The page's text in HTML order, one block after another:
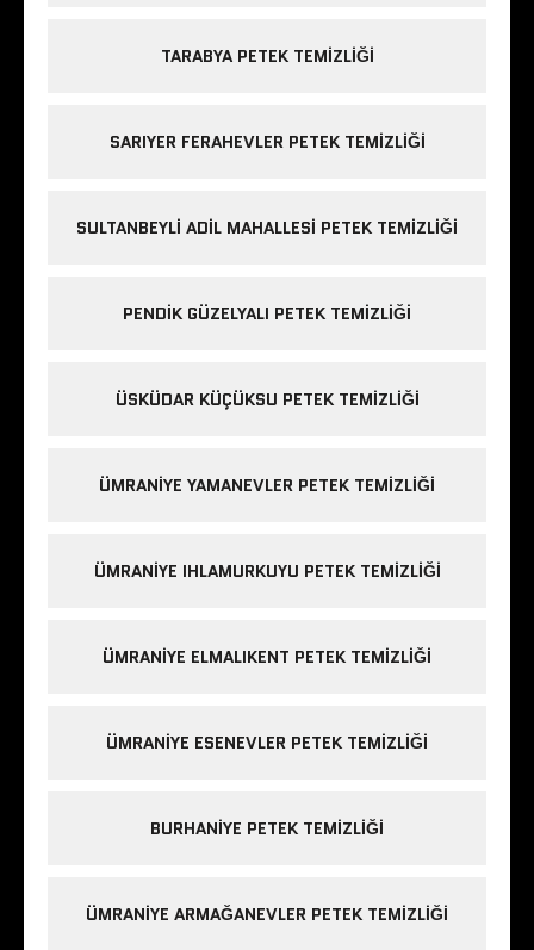
TARABYA PETEK TEMIZLIĞI
SARIYER FERAHEVLER PETEK TEMIZLIĞI
SULTANBEYLI ADIL MAHALLESI PETEK TEMIZLIĞI
PENDIK GÜZELYALI PETEK TEMIZLIĞI
ÜSKÜDAR KÜÇÜKSU PETEK TEMIZLIĞI
ÜMRANIYE YAMANEVLER PETEK TEMIZLIĞI
ÜMRANIYE IHLAMURKUYU PETEK TEMIZLIĞI
ÜMRANIYE ELMALIKENT PETEK TEMIZLIĞI
ÜMRANIYE ESENEVLER PETEK TEMIZLIĞI
BURHANIYE PETEK TEMIZLIĞI
ÜMRANIYE ARMAĞANEVLER PETEK TEMIZLIĞI